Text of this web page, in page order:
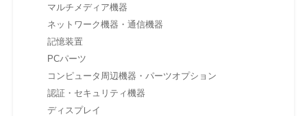
マルチメディア機器
ネットワーク機器・通信機器
記憶装置
PCパーツ
コンピュータ周辺機器・パーツオプション
認証・セキュリティ機器
ディスプレイ